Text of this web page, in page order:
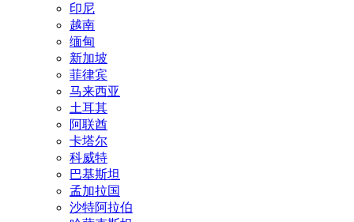
印尼
越南
缅甸
新加坡
菲律宾
马来西亚
土耳其
阿联酋
卡塔尔
科威特
巴基斯坦
孟加拉国
沙特阿拉伯